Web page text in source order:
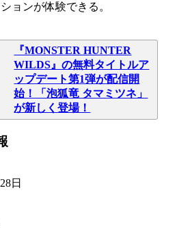
ョンが体験できる。
『MONSTER HUNTER
WILDS』の無料タイトルア
ップデート第1弾が配信開
始！「泡狐竜 タマミツネ」
が新しく登場！
日